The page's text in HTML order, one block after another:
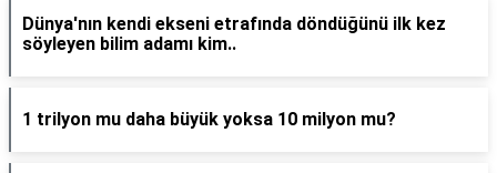
Dünya'nın kendi ekseni etrafında döndüğünü ilk kez
söyleyen bilim adamı kim..
1 trilyon mu daha büyük yoksa 10 milyon mu?